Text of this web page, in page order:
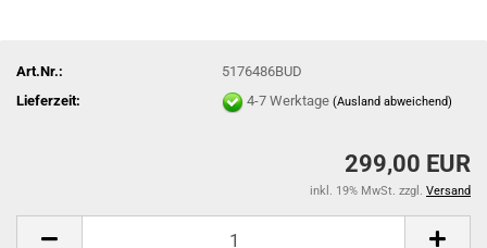
Art.Nr.:
5176486BUD
Lieferzeit:
4-7 Werktage(Ausland abweichend)
299,00 EUR
inkl. 19% MwSt. zzgl. Versand